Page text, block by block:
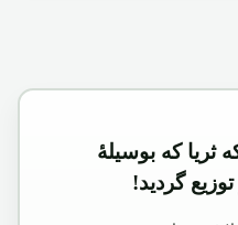
ثریا که بوسیلۀ
گردید!